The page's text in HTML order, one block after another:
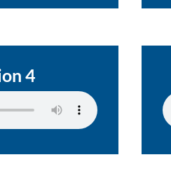
4